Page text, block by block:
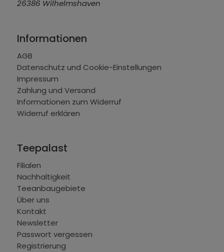
26386 Wilhelmshaven
Informationen
AGB
Datenschutz und Cookie-Einstellungen
Impressum
Zahlung und Versand
Informationen zum Widerruf
Widerruf erklären
Teepalast
Filialen
Nachhaltigkeit
Teeanbaugebiete
Über uns
Kontakt
Newsletter
Passwort vergessen
Registrierung